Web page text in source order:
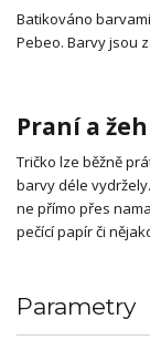
Batikováno
Pebeo. Barvy jsou
Praní a
Tričko lze běžně
barvy déle
ne přímo přes
pečící papír či
Parametry